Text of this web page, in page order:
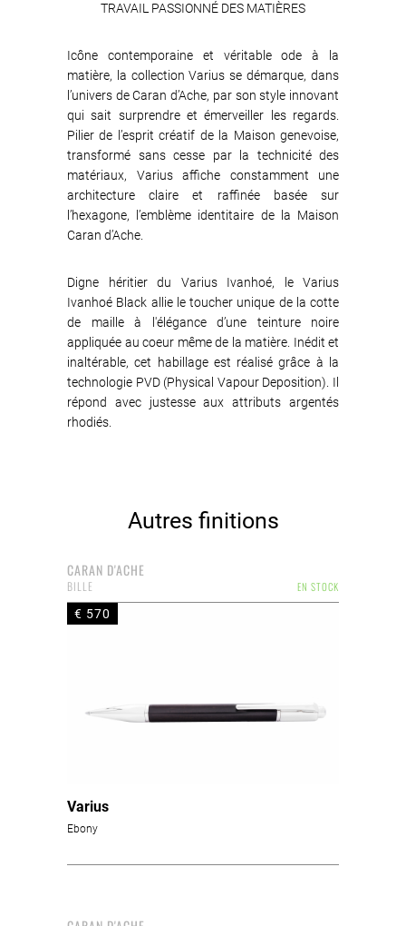
TRAVAIL PASSIONNÉ DES MATIÈRES
Icône contemporaine et véritable ode à la
matière, la collection Varius se démarque, dans
l’univers de Caran d’Ache, par son style innovant
qui sait surprendre et émerveiller les regards.
Pilier de l’esprit créatif de la Maison genevoise,
transformé sans cesse par la technicité des
matériaux, Varius affiche constamment une
architecture claire et raffinée basée sur
l’hexagone, l’emblème identitaire de la Maison
Caran d’Ache.
Digne héritier du Varius Ivanhoé, le Varius
Ivanhoé Black allie le toucher unique de la cotte
de maille à l'élégance d’une teinture noire
appliquée au coeur même de la matière. Inédit et
inaltérable, cet habillage est réalisé grâce à la
technologie PVD (Physical Vapour Deposition). Il
répond avec justesse aux attributs argentés
rhodiés.
Autres finitions
CARAN D'ACHE
EN STOCK
BILLE
€ 570
Varius
Ebony